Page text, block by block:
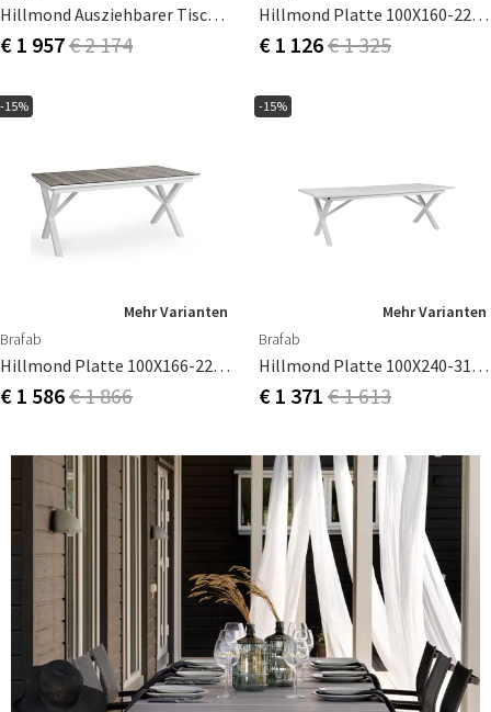
Hillmond Ausziehbarer Tisch 100X238-297Cm
€ 1 957€ 2 174
Hillmond Platte 100X160-220Cm
€ 1 126€ 1 325
-15%
Mehr Varianten
Brafab
Hillmond Platte 100X166-226Cm
€ 1 586€ 1 866
-15%
Mehr Varianten
Brafab
Hillmond Platte 100X240-310Cm
€ 1 371 € 1 613